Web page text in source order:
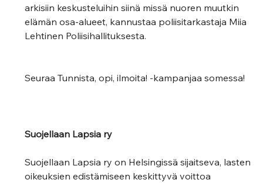
arkisiin keskusteluihin siinä missä nuoren muutkin
elämän osa-alueet, kannustaa poliisitarkastaja Miia
Lehtinen Poliisihallituksesta.
Seuraa Tunnista, opi, ilmoita! -kampanjaa somessa!
Suojellaan Lapsia ry
Suojellaan Lapsia ry on Helsingissä sijaitseva, lasten
oikeuksien edistämiseen keskittyvä voittoa